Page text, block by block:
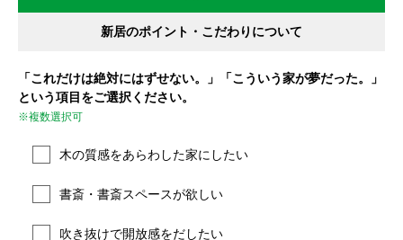
新居のポイント・こだわりについて
「これだけは絶対にはずせない。」「こういう家が夢だった。」
という項目をご選択ください。
※複数選択可
木の質感をあらわした家にしたい
書斎・書斎スペースが欲しい
吹き抜けで開放感をだしたい